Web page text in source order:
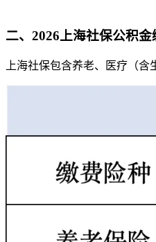
二、 2026上海社保公积金
上海社保包含养老、医疗（